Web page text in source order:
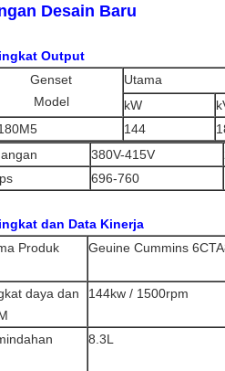
Desain Baru
Output
Genset
Model
Utama
kW
144
380V-415V
696-760
dan Data Kinerja
Produk
Geuine Cummins
daya dan
144kw / 1500rpm
8.3L